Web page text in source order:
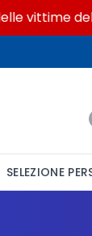
del
SELEZIONE